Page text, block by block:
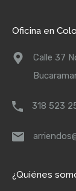
Oficina en
Calle 37
318 523
¿Quiénes